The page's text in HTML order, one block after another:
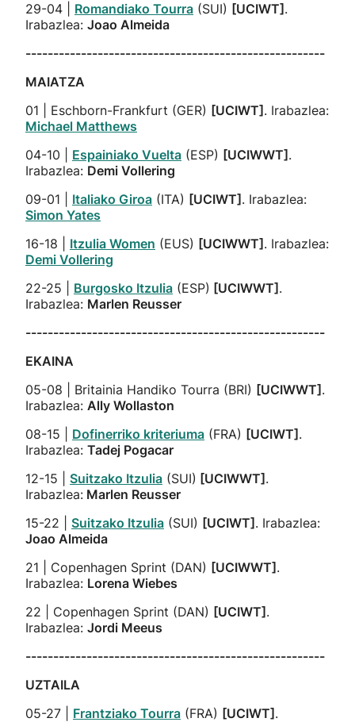
29-04 | Romandiako Tourra (SUI) [UCIWT] .
Irabazlea: Joao Almeida
------------------------------------------------------
MAIATZA
01 | Eschborn-Frankfurt (GER) [UCIWT] . Irabazlea:
Michael Matthews
04-10 | Espainiako Vuelta (ESP) [UCIWWT] .
Irabazlea: Demi Vollering
09-01 | Italiako Giroa (ITA) [UCIWT] . Irabazlea:
Simon Yates
16-18 | Itzulia Women (EUS) [UCIWWT] . Irabazlea:
Demi Vollering
22-25 | Burgosko Itzulia (ESP) [UCIWWT] .
Irabazlea: Marlen Reusser
------------------------------------------------------
EKAINA
05-08 | Britainia Handiko Tourra (BRI) [UCIWWT] .
Irabazlea: Ally Wollaston
08-15 | Dofinerriko kriteriuma (FRA) [UCIWT] .
Irabazlea: Tadej Pogacar
12-15 | Suitzako Itzulia (SUI) [UCIWWT] .
Irabazlea: Marlen Reusser
15-22 | Suitzako Itzulia (SUI) [UCIWT] . Irabazlea:
Joao Almeida
21 | Copenhagen Sprint (DAN) [UCIWWT] .
Irabazlea: Lorena Wiebes
22 | Copenhagen Sprint (DAN) [UCIWT] .
Irabazlea: Jordi Meeus
------------------------------------------------------
UZTAILA
05-27 | Frantziako Tourra (FRA) [UCIWT] .